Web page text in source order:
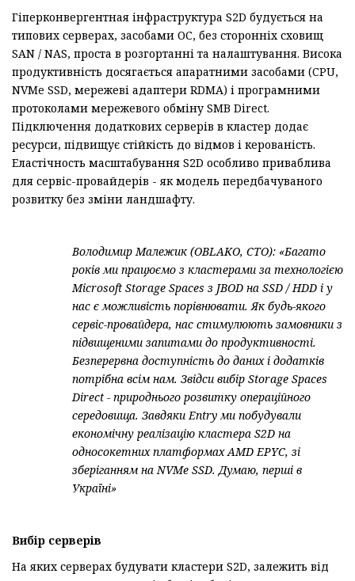
Гіперконвергентная інфраструктура S2D будується на
типових серверах, засобами ОС, без сторонніх сховищ
SAN / NAS, проста в розгортанні та налаштування. Висока
продуктивність досягається апаратними засобами (CPU,
NVMe SSD, мережеві адаптери RDMA) і програмними
протоколами мережевого обміну SMB Direct.
Підключення додаткових серверів в кластер додає
ресурси, підвищує стійкість до відмов і керованість.
Еластічноcть масштабування S2D особливо приваблива
для сервіс-провайдерів - як модель передбачуваного
розвитку без зміни ландшафту.
Володимир Малежик (OBLAKO, CTO): «Багато
років ми працюємо з кластерами за технологією
Microsoft Storage Spaces з JBOD на SSD / HDD і у
нас є можливість порівнювати. Як будь-якого
сервіс-провайдера, нас стимулюють замовники з
підвищеними запитами до продуктивності.
Безперервна доступність до даних і додатків
потрібна всім нам. Звідси вибір Storage Spaces
Direct - природнього розвитку операційного
середовища. Завдяки Entry ми побудували
економічну реалізацію кластера S2D на
односокетних платформах AMD EPYC, зі
зберіганням на NVMe SSD. Думаю, перші в
Україні»
Вибiр серверiв
На яких серверах будувати кластери S2D, залежить від